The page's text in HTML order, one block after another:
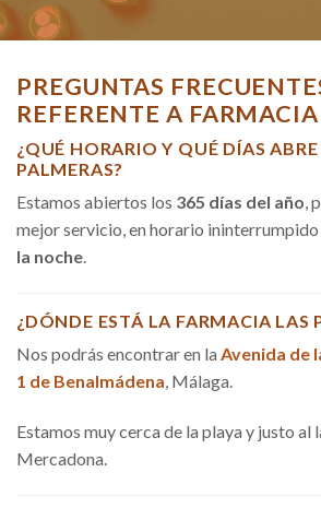
PREGUNTAS
REFERENTE A FARMACIA
¿QUÉ HORARIO Y QUÉ DÍAS
PALMERAS?
Estamos abiertos los 365 días del año,
mejor servicio, en horario ininterrumpido
la noche.
¿DÓNDE ESTÁ LA FARMACIA LAS
Nos podrás encontrar en la Avenida de
1 de Benalmádena, Málaga.
Estamos muy cerca de la playa y justo al
Mercadona.